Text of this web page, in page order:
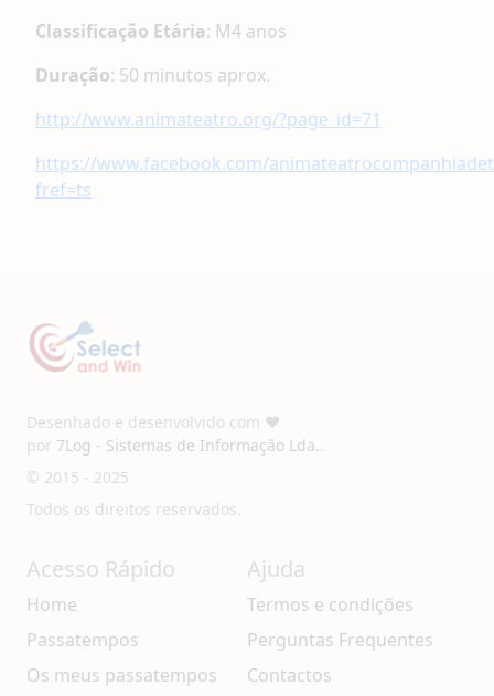
Classificação Etária: M4 anos
Duração: 50 minutos aprox.
http://www.animateatro.org/?page_id=71
https://www.facebook.com/
fref=ts
Desenhado e desenvolvido com ❤️
por 7Log - Sistemas de Informação Lda..
© 2015 - 2025
Todos os direitos reservados.
Acesso Rápido
Home
Passatempos
Os meus passatempos
Ajuda
Termos e condições
Perguntas Frequentes
Contactos